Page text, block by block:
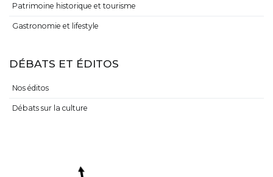
Patrimoine historique et tourisme
Gastronomie et lifestyle
DÉBATS ET ÉDITOS
Nos éditos
Débats sur la culture